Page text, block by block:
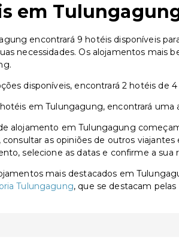
em
encontrará 9 hotéis disponíveis
necessidades. Os alojamentos mais
disponíveis, encontrará 2 hotéis de 4
em Tulungagung, encontrará
alojamento em Tulungagung
consultar as opiniões de outros
selecione as datas e confirme a sua
mais destacados em
Tulungagung, que se destacam